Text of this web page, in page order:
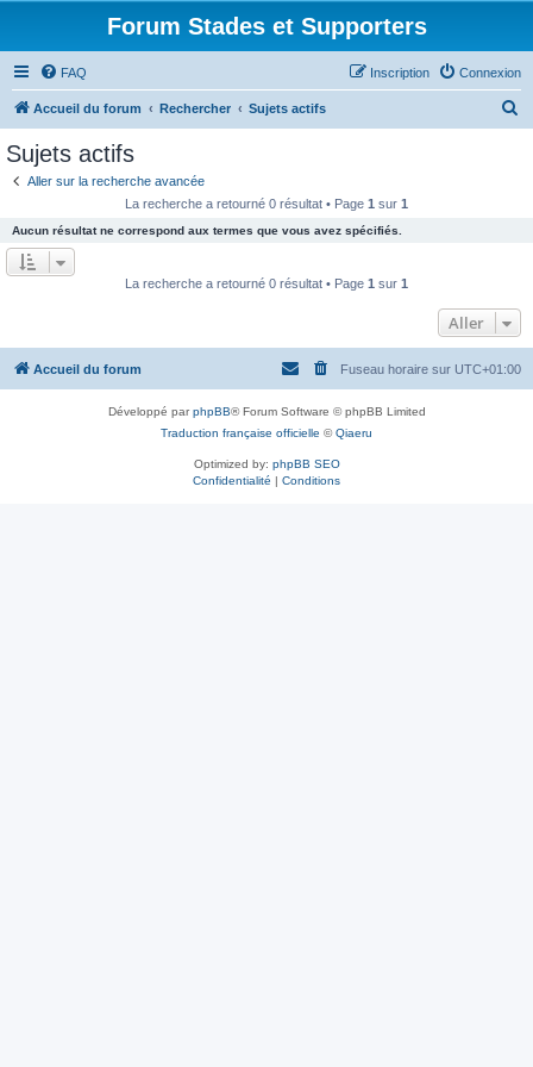
Forum Stades et Supporters
FAQ Connexion
Inscription
Accueil du forum Rechercher Sujets actifs
e
r
Sujets actifs
Aller sur la recherche avancée
La recherche a retourné 0 résultat • Page 1 sur 1
Aucun résultat ne correspond aux termes que vous avez spécifiés.
La recherche a retourné 0 résultat • Page 1 sur 1
Aller
Accueil du forum Fuseau horaire sur UTC+01:00
Développé parphpBB® Forum Software © phpBB Limited
Traduction française officielle ©Qiaeru
Optimized by: phpBB SEO
Confidentialité | Conditions